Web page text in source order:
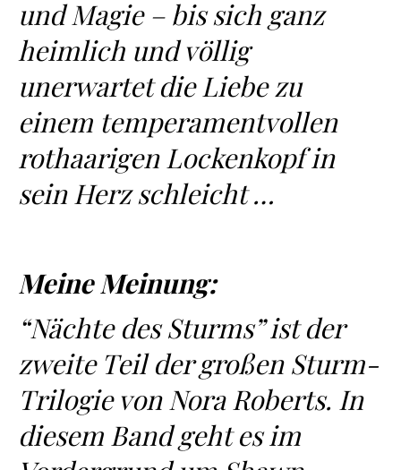
und Magie – bis sich ganz
heimlich und völlig
unerwartet die Liebe zu
einem temperamentvollen
rothaarigen Lockenkopf in
sein Herz schleicht …
Meine Meinung:
“Nächte des Sturms” ist der
zweite Teil der großen Sturm-
Trilogie von Nora Roberts. In
diesem Band geht es im